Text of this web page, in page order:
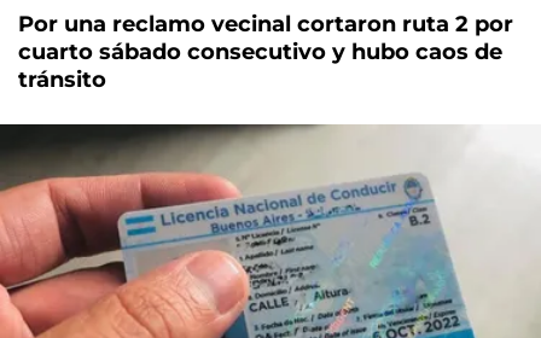
Por una reclamo vecinal cortaron ruta 2 por
cuarto sábado consecutivo y hubo caos de
tránsito